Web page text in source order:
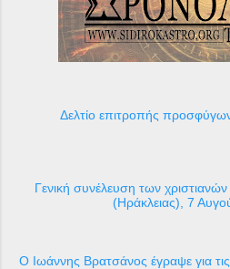
Δελτίο επιτροπής
Γενική συνέλευση των
(Ηράκλειας), 7
Ο Ιωάννης Βρατσάνος έγραψε για